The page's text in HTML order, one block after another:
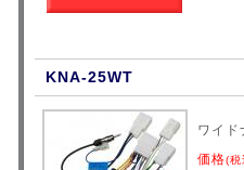
KNA-25WT
ワイド
価格(税